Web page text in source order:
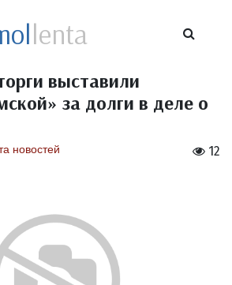
lenta
выставили
за долги в деле о
12
новостей